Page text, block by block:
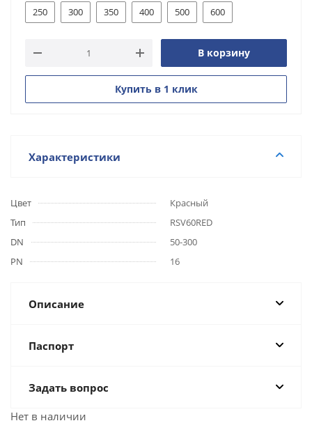
250 300 350 400 500 600
В корзину
Купить в 1 клик
Характеристики
Цвет
Красный
Тип
RSV60RED
DN
50-300
PN
16
Описание
Паспорт
Задать вопрос
Нет в наличии